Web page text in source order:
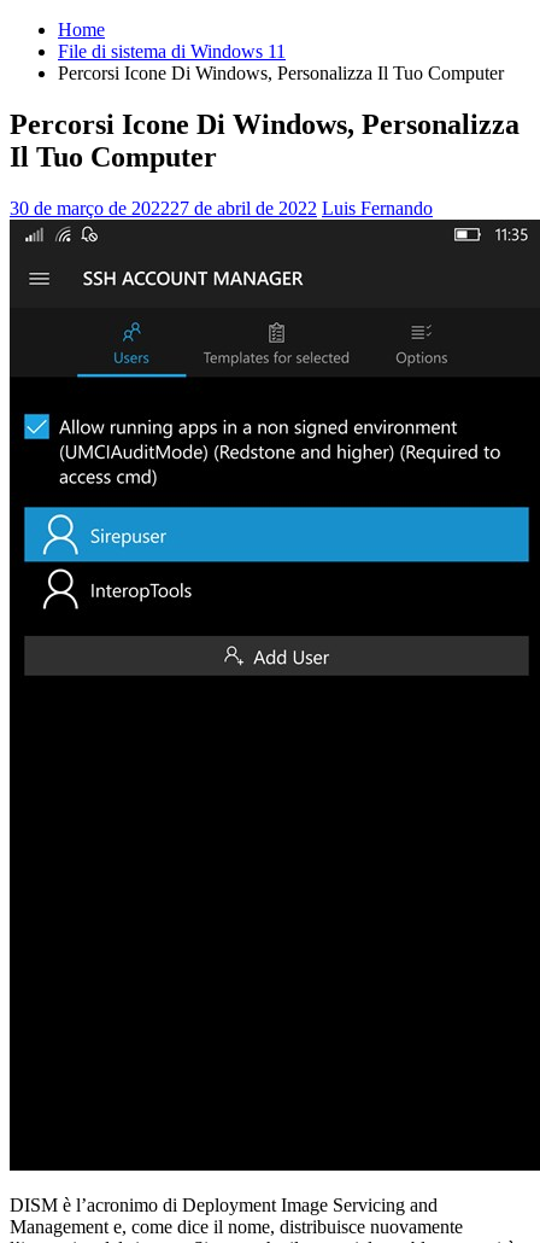
Home
File di sistema di Windows 11
Percorsi Icone Di Windows, Personalizza Il Tuo Computer
Percorsi Icone Di Windows, Personalizza
Il Tuo Computer
30 de março de 202227 de abril de 2022 Luis Fernando
DISM è l’acronimo di Deployment Image Servicing and
Management e, come dice il nome, distribuisce nuovamente